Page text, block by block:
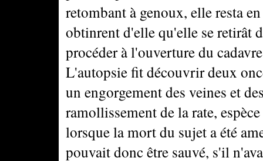
retombant à genoux, elle resta
obtinrent d'elle qu'elle se retirât
procéder à l'ouverture du
L'autopsie fit découvrir deux
un engorgement des veines et
ramollissement de la rate,
lorsque la mort du sujet a été
pouvait donc être sauvé, s'il